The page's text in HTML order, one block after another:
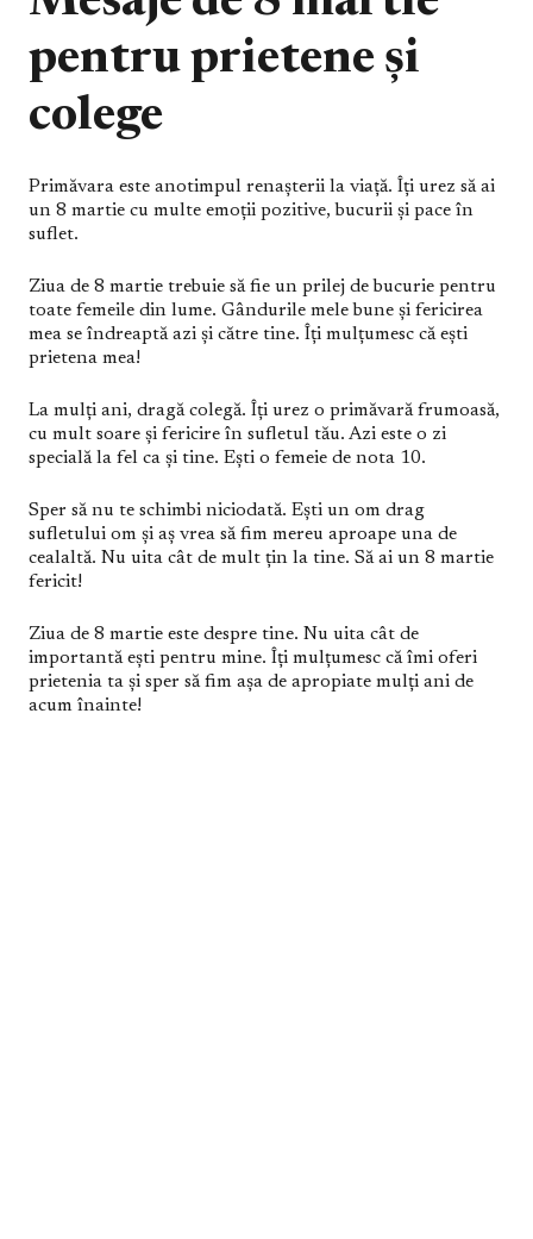
pentru prietene și
colege
Primăvara este anotimpul renașterii la viață. Îți urez să ai
un 8 martie cu multe emoții pozitive, bucurii și pace în
suflet.
Ziua de 8 martie trebuie să fie un prilej de bucurie pentru
toate femeile din lume. Gândurile mele bune și fericirea
mea se îndreaptă azi și către tine. Îți mulțumesc că ești
prietena mea!
La mulți ani, dragă colegă. Îți urez o primăvară frumoasă,
cu mult soare și fericire în sufletul tău. Azi este o zi
specială la fel ca și tine. Ești o femeie de nota 10.
Sper să nu te schimbi niciodată. Ești un om drag
sufletului om și aș vrea să fim mereu aproape una de
cealaltă. Nu uita cât de mult țin la tine. Să ai un 8 martie
fericit!
Ziua de 8 martie este despre tine. Nu uita cât de
importantă ești pentru mine. Îți mulțumesc că îmi oferi
prietenia ta și sper să fim așa de apropiate mulți ani de
acum înainte!